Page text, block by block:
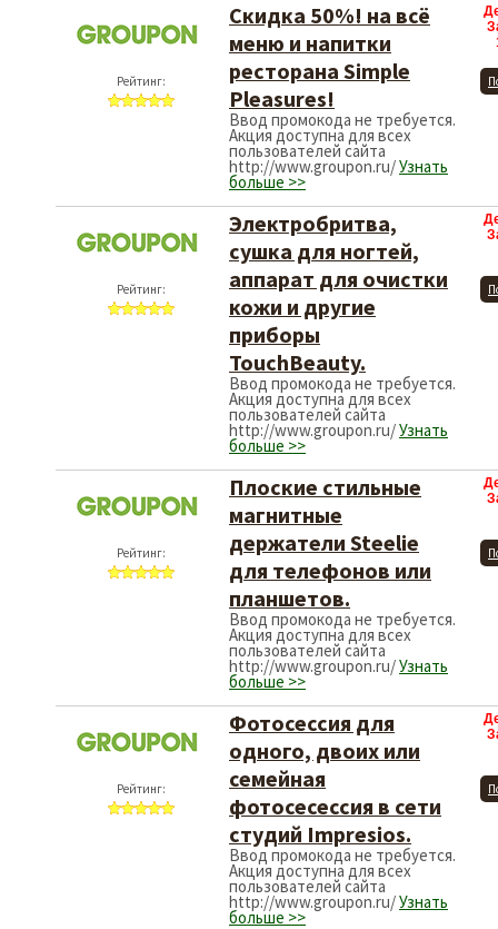
Рейтинг:
Скидка 50%! на всё
меню и напитки
ресторана Simple
Pleasures!
Ввод промокода не требуется.
Акция доступна для всех
пользователей сайта
http://www.groupon.ru/Узнать
больше >>
Рейтинг:
Электробритва,
сушка для ногтей,
аппарат для очистки
кожи и другие
приборы
TouchBeauty.
Ввод промокода не требуется.
Акция доступна для всех
пользователей сайта
http://www.groupon.ru/Узнать
больше >>
Рейтинг:
Плоские стильные
магнитные
держатели Steelie
для телефонов или
планшетов.
Ввод промокода не требуется.
Акция доступна для всех
пользователей сайта
http://www.groupon.ru/Узнать
больше >>
Рейтинг:
Фотосессия для
одного, двоих или
семейная
фотосесессия в сети
студий Impresios.
Ввод промокода не требуется.
Акция доступна для всех
пользователей сайта
http://www.groupon.ru/Узнать
больше >>